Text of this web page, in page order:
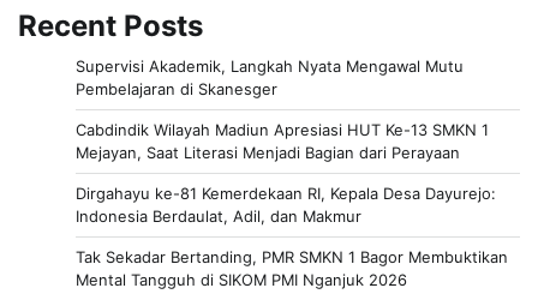
Recent Posts
Supervisi Akademik, Langkah Nyata Mengawal Mutu
Pembelajaran di Skanesger
Cabdindik Wilayah Madiun Apresiasi HUT Ke-13 SMKN 1
Mejayan, Saat Literasi Menjadi Bagian dari Perayaan
Dirgahayu ke-81 Kemerdekaan RI, Kepala Desa Dayurejo:
Indonesia Berdaulat, Adil, dan Makmur
Tak Sekadar Bertanding, PMR SMKN 1 Bagor Membuktikan
Mental Tangguh di SIKOM PMI Nganjuk 2026